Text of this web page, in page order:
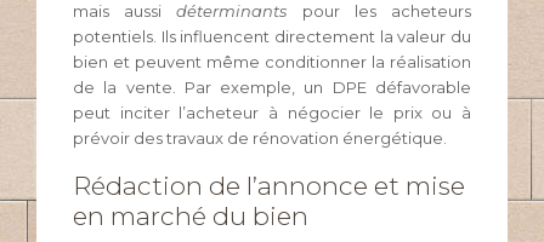
mais aussidéterminants pour les acheteurs
potentiels. Ils influencent directement la valeur du
bien et peuvent même conditionner la réalisation
de la vente. Par exemple, un DPE défavorable
peut inciter l’acheteur à négocier le prix ou à
prévoir des travaux de rénovation énergétique.
Rédaction de l’annonce et mise
en marché du bien